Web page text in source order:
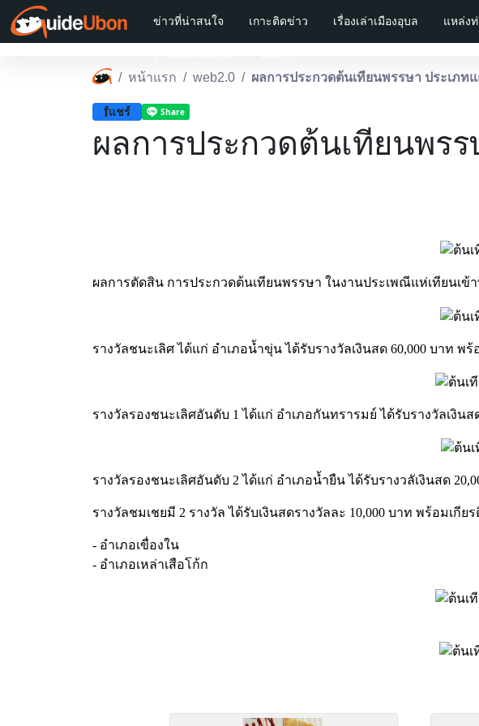
ข่าวที่น่าสนใจ เกาะติดข่าว เรื่องเล่าเมืองอุบล แหล่งท่
หน้าแรก web2.0 ผลการประกวดต้นเทียนพรรษา ประเภท
fแชร์
ผลการประกวดต้นเทียนพร
ผลการตัดสิน การประกวดต้นเทียนพรรษา ในงานประเพณีแห่เทียนเข้
รางวัลชนะเลิศ ได้แก่ อำเภอน้ำขุ่น ได้รับรางวัลเงินสด 60,000 บาท
รางวัลรองชนะเลิศอันดับ 1 ได้แก่ อำเภอกันทรารมย์ ได้รับรางวัลเงิ
รางวัลรองชนะเลิศอันดับ 2 ได้แก่ อำเภอน้ำยืน ได้รับรางวลัเงินสด
รางวัลชมเชยมี 2 รางวัล ได้รับเงินสดรางวัลละ 10,000 บาท พร้อมเกีย
- อำเภอเขื่องใน
- อำเภอเหล่าเสือโก้ก